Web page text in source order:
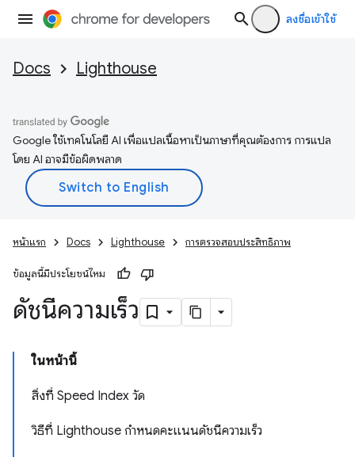
ลงชื่อเข้าใช้
Docs Lighthouse
Google ใช้เทคโนโลยี AI เพื่อแปลเนื้อหาเป็นภาษาที่คุณต้องการ การแปล
โดย AI อาจมีข้อผิดพลาด
หน้าแรก Docs Lighthouse การตรวจสอบประสิทธิภาพ
ข้อมูลนี้มีประโยชน์ไหม
ดัชนีความเร็ว
ในหน้านี้
สิ่งที่ Speed Index วัด
วิธีที่ Lighthouse กำหนดคะแนนดัชนีความเร็ว